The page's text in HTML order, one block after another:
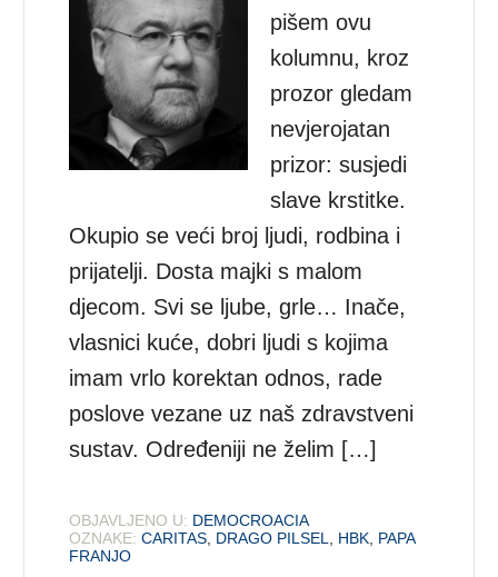
pišem ovu
kolumnu, kroz
prozor gledam
nevjerojatan
prizor: susjedi
slave krstitke.
Okupio se veći broj ljudi, rodbina i
prijatelji. Dosta majki s malom
djecom. Svi se ljube, grle… Inače,
vlasnici kuće, dobri ljudi s kojima
imam vrlo korektan odnos, rade
poslove vezane uz naš zdravstveni
sustav. Određeniji ne želim […]
OBJAVLJENO U: DEMOCROACIA
OZNAKE: CARITAS DRAGO PILSEL HBK PAPA
FRANJO